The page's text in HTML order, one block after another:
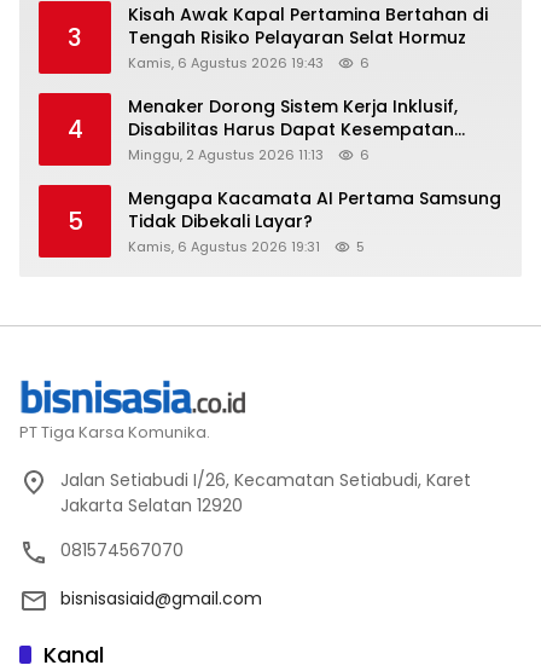
3
Kisah Awak Kapal Pertamina Bertahan di
Tengah Risiko Pelayaran Selat Hormuz
Kamis, 6 Agustus 2026 19:43 6
4
Menaker Dorong Sistem Kerja Inklusif,
Disabilitas Harus Dapat Kesempatan
Setara
Minggu, 2 Agustus 2026 11:13 6
5
Mengapa Kacamata AI Pertama Samsung
Tidak Dibekali Layar?
Kamis, 6 Agustus 2026 19:31 5
PT Tiga Karsa Komunika.
Jalan Setiabudi I/26, Kecamatan Setiabudi, Karet
Jakarta Selatan 12920
081574567070
bisnisasiaid@gmail.com
Kanal